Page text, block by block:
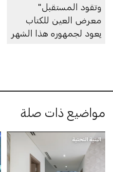
وتقود المستقبل"
معرض العين للكتاب
يعود لجمهوره هذا الشهر
مواضيع ذات صلة
البنية التحتية